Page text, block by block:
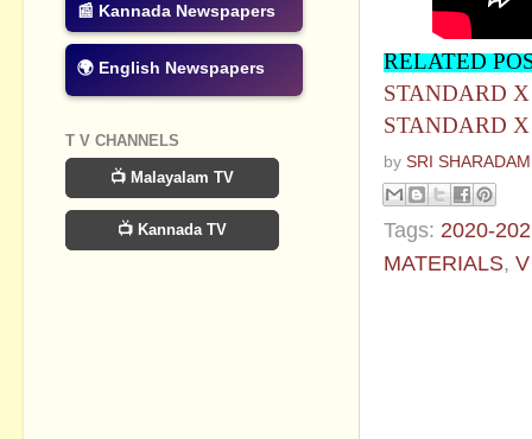
RELATED
STANDARD
STANDARD
by SRI
Tags: 2020-
MATERIALS,
📰 Kannada Newspapers
🌍 English Newspapers
T V CHANNELS
📺 Malayalam TV
📺 Kannada TV